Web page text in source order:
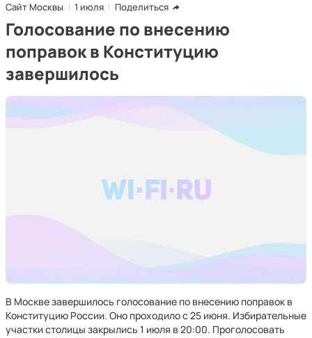
Сайт Москвы 1 июля Поделиться
Голосование по внесению
поправок в Конституцию
завершилось
В Москве завершилось голосование по внесению поправок в
Конституцию России. Оно проходило с 25 июня. Избирательные
участки столицы закрылись 1 июля в 20:00. Проголосовать